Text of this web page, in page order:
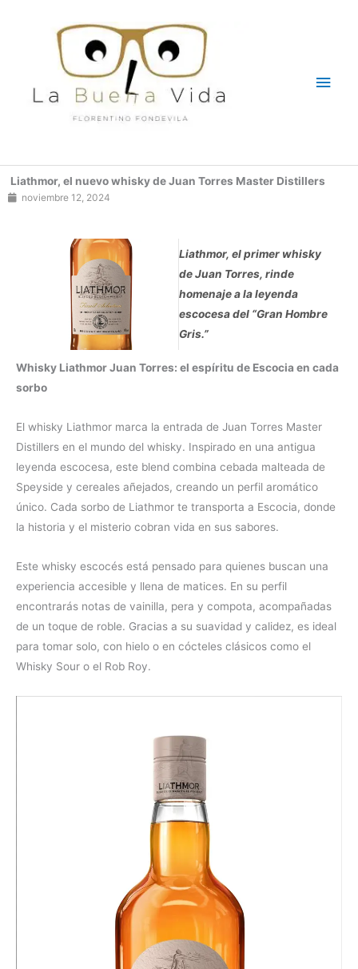
Liathmor, el nuevo whisky de Juan Torres Master Distillers
noviembre 12, 2024
Liathmor, el primer whisky
de Juan Torres, rinde
homenaje a la leyenda
escocesa del “Gran Hombre
Gris.”
Whisky Liathmor Juan Torres: el espíritu de Escocia en cada
sorbo
El whisky Liathmor marca la entrada de Juan Torres Master
Distillers en el mundo del whisky. Inspirado en una antigua
leyenda escocesa, este blend combina cebada malteada de
Speyside y cereales añejados, creando un perfil aromático
único. Cada sorbo de Liathmor te transporta a Escocia, donde
la historia y el misterio cobran vida en sus sabores.
Este whisky escocés está pensado para quienes buscan una
experiencia accesible y llena de matices. En su perfil
encontrarás notas de vainilla, pera y compota, acompañadas
de un toque de roble. Gracias a su suavidad y calidez, es ideal
para tomar solo, con hielo o en cócteles clásicos como el
Whisky Sour o el Rob Roy.